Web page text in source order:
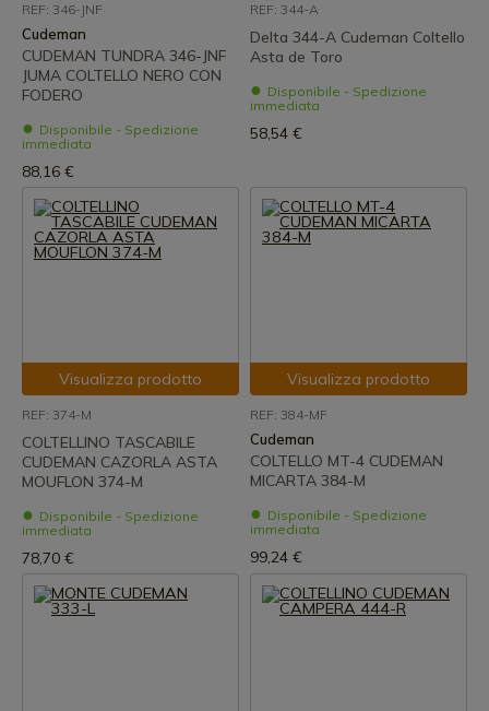
REF: 346-JNF
Cudeman
CUDEMAN TUNDRA 346-JNF
JUMA COLTELLO NERO CON
FODERO
Disponibile - Spedizione
immediata
88,16 €
REF: 344-A
Delta 344-A Cudeman Coltello
Asta de Toro
Disponibile - Spedizione
immediata
58,54 €
Visualizza prodotto
REF: 374-M
COLTELLINO TASCABILE
CUDEMAN CAZORLA ASTA
MOUFLON 374-M
Disponibile - Spedizione
immediata
78,70 €
Visualizza prodotto
REF: 384-MF
Cudeman
COLTELLO MT-4 CUDEMAN
MICARTA 384-M
Disponibile - Spedizione
immediata
99,24 €